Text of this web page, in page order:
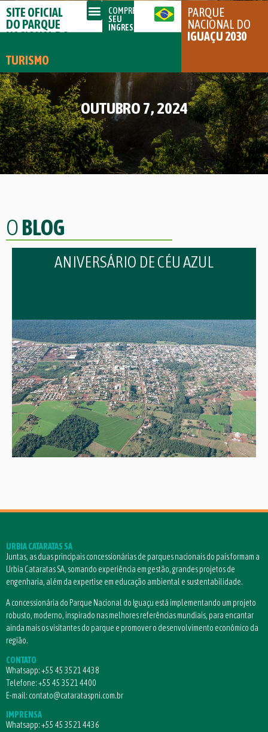
SITE OFICIAL
DO PARQUE
NACIONAL DO
TURISMO
COMPRE
SEU
INGRESSO
PARQUE
NACIONAL DO
IGUAÇU 2030
OUTUBRO 7, 2024
OBLOG
ANIVERSÁRIO DE CÉU AZUL
URBIA CATARATAS SA
Juntas, as duas principais concessionárias de parques nacionais do país formam a
Urbia Cataratas SA, somando experiência em gestão, grandes projetos de
engenharia, além da expertise em educação ambiental e sustentabilidade.
A concessionária do Parque Nacional do Iguaçu está implementando um projeto
robusto, moderno, inspirado nas melhores referências mundiais, para encantar
ainda mais os visitantes do parque e promover o desenvolvimento econômico da
região.
CONTATO
Whatsapp:+55 45 3521 4438
Telefone:+55 45 3521 4400
E-mail: contato@catarataspni.com.br
IMPRENSA
Whatsapp:+55 45 3521 4436